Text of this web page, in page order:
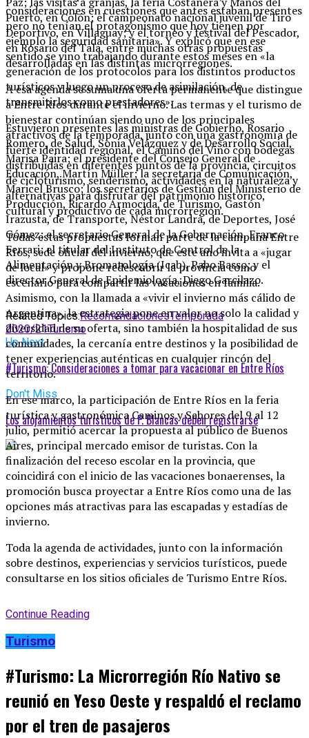
consideraciones en cuestiones que antes estaban presentes
pero no tenían el protagonismo que hoy tienen por
ejemplo la seguridad sanitaria». Y explicó que en ese
sentido se vino trabajando durante estos meses en «la
generación de los protocolos para los distintos productos
turísticos y luego un proceso de asimilación, de
transmitirlos como prestadores».
Estuvieron presentes las ministras de Gobierno, Rosario
Romero, de Salud, Sonia Velázquez y de Desarrollo Social,
Marisa Paira; el presidente del Consejo General de
Educación, Martín Müller; la secretaria de Comunicación,
Maricel Brusco; los secretarios de Gestión del Ministerio de
Producción, Ricardo Armocida, de Turismo, Gastón
Irazusta, de Transporte, Néstor Landra, de Deportes, José
Gómez; el secretario General de la Gobernación, Franco
Ferrari; el titular del Instituto de Control de la
Alimentación y Bromatología (Icab), Pabo Basso; y el
director General de Epidemiología, Diego Garcilazo.
Related Topics:RecomendacionesTemporada
2020/21Turismo
Up Next
#Turismo: Consideraciones a tomar para vacacionar en Entre Ríos
Don't Miss
Los alojamientos turísticos de P. Blancas deben registrarse
Puerto, en Colón; el campeonato nacional juvenil de Tiro
Deportivo, en Villaguay; y el torneo y festival del Pescador,
en Rosario del Tala, entre muchas otras propuestas
desarrolladas en las distintas microrregiones.
A esa agenda se suma una oferta permanente que distingue
a Entre Ríos durante el invierno. Las termas y el turismo de
bienestar continúan siendo uno de los principales
atractivos de la temporada, junto con una gastronomía de
fuerte identidad regional, el Camino del Vino con bodegas
distribuidas en diferentes puntos de la provincia, circuitos
de cicloturismo, senderismo, actividades en la naturaleza y
alternativas para disfrutar del patrimonio histórico,
cultural y productivo de cada microrregión.
Todas estas propuestas forman parte de la campaña Entre
Ríos, sede oficial del invierno, que este año invita a «jugar
de local» y propone redescubrir la provincia como
escenario para compartir las vacaciones en familia.
Asimismo, con la llamada a «vivir el invierno más cálido de
Argentina», la estrategia pone en valor no solo la calidad y
diversidad de su oferta, sino también la hospitalidad de sus
comunidades, la cercanía entre destinos y la posibilidad de
tener experiencias auténticas en cualquier rincón del
territorio.
En ese marco, la participación de Entre Ríos en la feria
turística y gastronómica Caminos y Sabores del 9 al 12
julio, permitió acercar la propuesta al público de Buenos
Aires, principal mercado emisor de turistas. Con la
finalización del receso escolar en la provincia, que
coincidirá con el inicio de las vacaciones bonaerenses, la
promoción busca proyectar a Entre Ríos como una de las
opciones más atractivas para las escapadas y estadías de
invierno.
Toda la agenda de actividades, junto con la información
sobre destinos, experiencias y servicios turísticos, puede
consultarse en los sitios oficiales de Turismo Entre Ríos.
Continue Reading
Turismo
#Turismo: La Microrregión Río Nativo se
reunió en Yeso Oeste y respaldó el reclamo
por el tren de pasajeros